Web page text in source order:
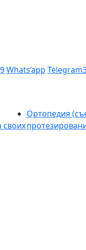
Whats’app Telegram
своих
Ортопедия